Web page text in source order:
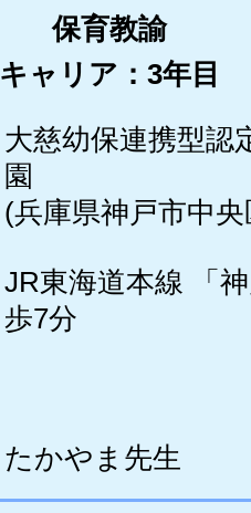
保育教諭
キャリア：3年目
大慈幼保連携型認
園
(兵庫県神戸市中
JR東海道本線 「
歩7分
たかやま先生